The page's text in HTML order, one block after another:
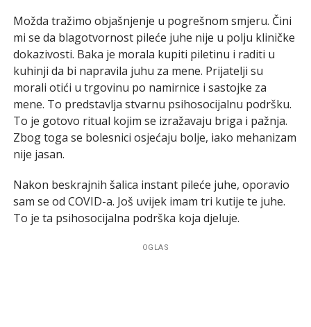
Možda tražimo objašnjenje u pogrešnom smjeru. Čini
mi se da blagotvornost pileće juhe nije u polju kliničke
dokazivosti. Baka je morala kupiti piletinu i raditi u
kuhinji da bi napravila juhu za mene. Prijatelji su
morali otići u trgovinu po namirnice i sastojke za
mene. To predstavlja stvarnu psihosocijalnu podršku.
To je gotovo ritual kojim se izražavaju briga i pažnja.
Zbog toga se bolesnici osjećaju bolje, iako mehanizam
nije jasan.
Nakon beskrajnih šalica instant pileće juhe, oporavio
sam se od COVID-a. Još uvijek imam tri kutije te juhe.
To je ta psihosocijalna podrška koja djeluje.
OGLAS